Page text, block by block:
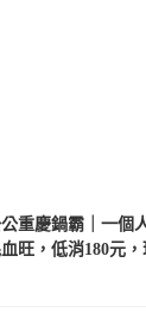
重慶鍋霸｜一個
旺，低消180元